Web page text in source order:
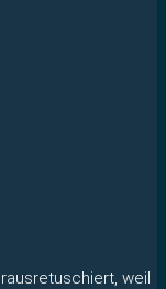
weil